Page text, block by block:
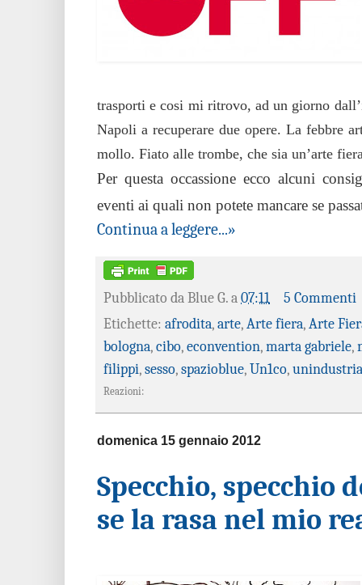
trasporti e cosi mi ritrovo, ad un giorno
Napoli a recuperare due opere. La febbre
mollo. Fiato alle trombe, che sia un’arte
Per questa occassione ecco alcuni
eventi ai quali non potete mancare se
Continua a leggere...»
Pubblicato da Blue G. a 07:11
5 Commenti
Etichette: afrodita, arte, Arte fiera, Arte
bologna, cibo, econvention, marta gabriele,
filippi, sesso, spazioblue, Un1co, unindustria
Reazioni:
domenica 15 gennaio 2012
Specchio, specchio
se la rasa nel mio